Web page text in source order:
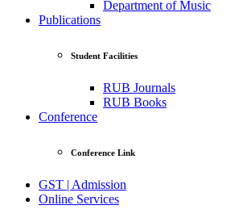
Department of Music
Publications
Student Facilities
RUB Journals
RUB Books
Conference
Conference Link
GST | Admission
Online Services